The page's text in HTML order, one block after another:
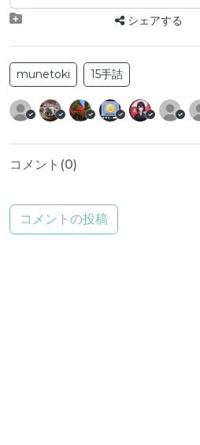
シェアする
munetoki 15手詰
コメント(0)
コメントの投稿